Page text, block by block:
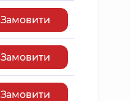
Замовити
Замовити
Замовити